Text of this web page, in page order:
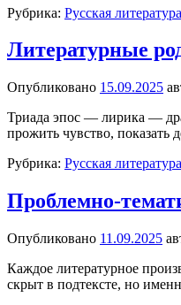
Рубрика: Русская литература
Литературные
Опубликовано 15.09.2025
Триада эпос — лирика —
прожить чувство,
Рубрика: Русская литература
Проблемно-
Опубликовано 11.09.2025
Каждое литературное
скрыт в подтексте, но